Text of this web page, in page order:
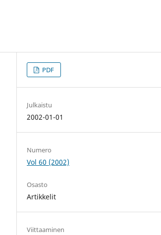
PDF
Julkaistu
2002-01-01
Numero
Vol 60 (2002)
Osasto
Artikkelit
Viittaaminen